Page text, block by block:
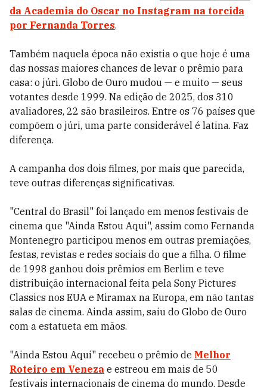
da Academia do Oscar no Instagram na torcida
por Fernanda Torres.
Também naquela época não existia o que hoje é uma
das nossas maiores chances de levar o prêmio para
casa: o júri. Globo de Ouro mudou — e muito — seus
votantes desde 1999. Na edição de 2025, dos 310
avaliadores, 22 são brasileiros. Entre os 76 países que
compõem o júri, uma parte considerável é latina. Faz
diferença.
A campanha dos dois filmes, por mais que parecida,
teve outras diferenças significativas.
"Central do Brasil" foi lançado em menos festivais de
cinema que "Ainda Estou Aqui", assim como Fernanda
Montenegro participou menos em outras premiações,
festas, revistas e redes sociais do que a filha. O filme
de 1998 ganhou dois prêmios em Berlim e teve
distribuição internacional feita pela Sony Pictures
Classics nos EUA e Miramax na Europa, em não tantas
salas de cinema. Ainda assim, saiu do Globo de Ouro
com a estatueta em mãos.
"Ainda Estou Aqui" recebeu o prêmio de Melhor
Roteiro em Veneza e estreou em mais de 50
festivais internacionais de cinema do mundo. Desde